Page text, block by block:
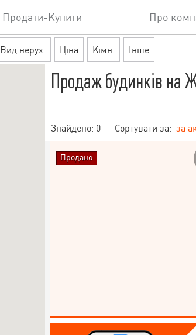
Продати-Купити Про
Вид нерух. Ціна Кімн. Інше
Продаж будинків на
Знайдено: 0 Сортувати за: за
Продано